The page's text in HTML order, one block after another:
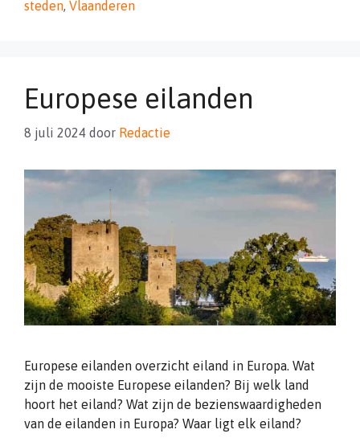
steden, Vlaanderen
Europese eilanden
8 juli 2024 door Redactie
Europese eilanden overzicht eiland in Europa. Wat
zijn de mooiste Europese eilanden? Bij welk land
hoort het eiland? Wat zijn de bezienswaardigheden
van de eilanden in Europa? Waar ligt elk eiland?